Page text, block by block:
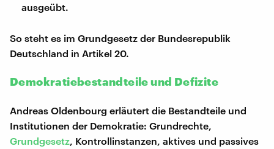
ausgeübt.
So steht es im Grundgesetz der Bundesrepublik
Deutschland in Artikel 20.
Demokratiebestandteile und Defizite
Andreas Oldenbourg erläutert die Bestandteile und
Institutionen der Demokratie: Grundrechte,
Grundgesetz , Kontrollinstanzen, aktives und passives